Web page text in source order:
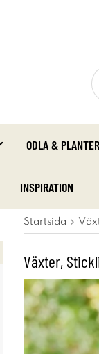
ODLA &
INSPIRATION
Startsida
Växter,